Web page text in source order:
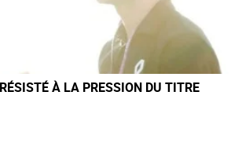
À LA PRESSION DU TITRE